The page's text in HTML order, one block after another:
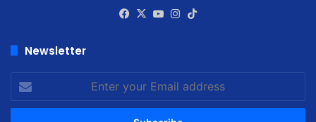
Facebook
X YouTubeInstagram
Newsletter
your
Email